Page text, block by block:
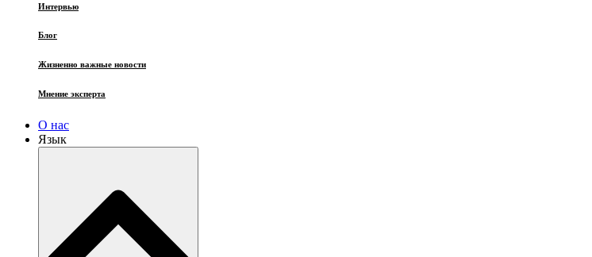
Интервью
Блог
Жизненно важные новости
Мнение эксперта
О нас
Язык